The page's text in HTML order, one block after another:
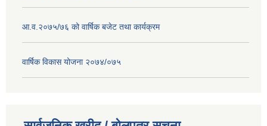
आ.व.२०७५/७६ को वार्षिक बजेट तथा कार्यक्रम
वार्षिक विकास योजना २०७४/०७५